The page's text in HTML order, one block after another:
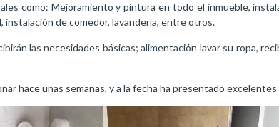
como: Mejoramiento y pintura en todo el inmueble,
de comedor, lavandería, entre otros.
las necesidades básicas; alimentación lavar su ropa,
hace unas semanas, y a la fecha ha presentado